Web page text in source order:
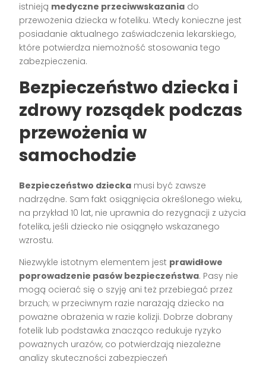
istnieją medyczne przeciwwskazania do
przewożenia dziecka w foteliku. Wtedy konieczne jest
posiadanie aktualnego zaświadczenia lekarskiego,
które potwierdza niemożność stosowania tego
zabezpieczenia.
Bezpieczeństwo dziecka i
zdrowy rozsądek podczas
przewożenia w
samochodzie
Bezpieczeństwo dziecka musi być zawsze
nadrzędne. Sam fakt osiągnięcia określonego wieku,
na przykład 10 lat, nie uprawnia do rezygnacji z użycia
fotelika, jeśli dziecko nie osiągnęło wskazanego
wzrostu.
Niezwykle istotnym elementem jest prawidłowe
poprowadzenie pasów bezpieczeństwa. Pasy nie
mogą ocierać się o szyję ani też przebiegać przez
brzuch; w przeciwnym razie narażają dziecko na
poważne obrażenia w razie kolizji. Dobrze dobrany
fotelik lub podstawka znacząco redukuje ryzyko
poważnych urazów, co potwierdzają niezależne
analizy skuteczności zabezpieczeń